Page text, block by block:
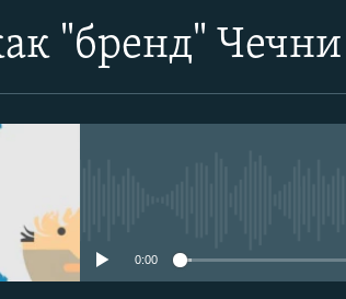
"бренд" Чечни
0:00